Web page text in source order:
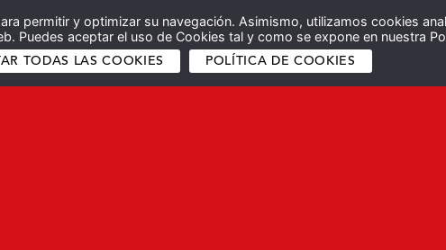
permitir y optimizar su navegación. Asimismo, utilizamos cookies
Puedes aceptar el uso de Cookies tal y como se expone en nuestra
TODAS LAS COOKIES POLÍTICA DE COOKIES